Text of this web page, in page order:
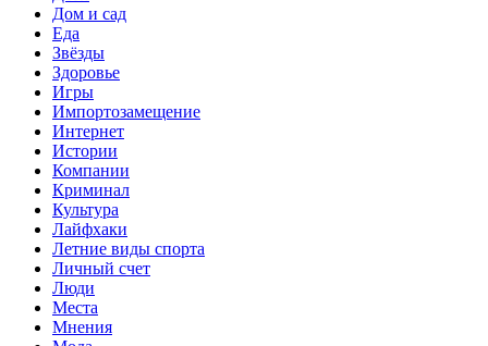
Дом и сад
Еда
Звёзды
Здоровье
Игры
Импортозамещение
Интернет
Истории
Компании
Криминал
Культура
Лайфхаки
Летние виды спорта
Личный счет
Люди
Места
Мнения